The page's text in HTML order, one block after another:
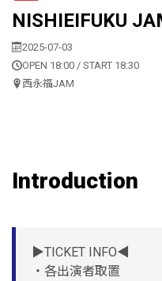
NISHIEIFUKU
2025-07-03
OPEN 18:00 / START 18:30
西永福JAM
Introduction
▶︎TICKET INFO◀︎
・各出演者取置